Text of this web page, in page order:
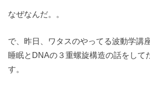
なぜなんだ。。
で、昨日、ワタスのやってる波動学講座
睡眠とDNAの３重螺旋構造の話をして
す。